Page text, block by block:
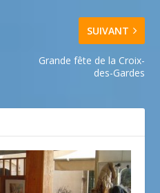
SUIVANT
Grande fête de la Croix-
des-Gardes